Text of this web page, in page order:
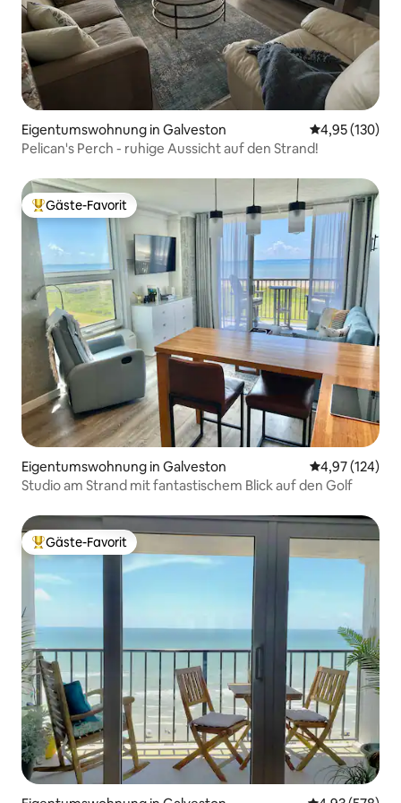
Eigentumswohnung in Galveston
4,95 (130)
Pelican's Perch - ruhige Aussicht auf den Strand!
Beliebter Gäste-Favorit.
Gäste-Favorit
Eigentumswohnung in Galveston
4,97 (124)
Studio am Strand mit fantastischem Blick auf den Golf
Beliebter Gäste-Favorit.
Gäste-Favorit